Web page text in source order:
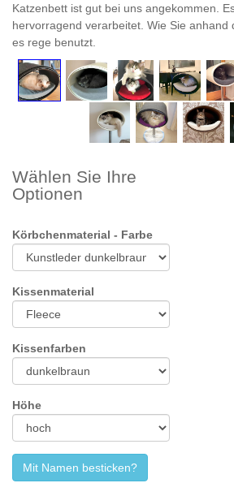
Katzenbett ist gut bei uns angekommen.
hervorragend verarbeitet. Wie Sie anhand
es rege benutzt.
Wählen Sie Ihre
Optionen
Körbchenmaterial - Farbe
Kissenmaterial
Kissenfarben
Höhe
Mit Namen besticken?